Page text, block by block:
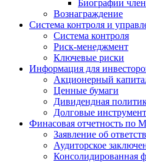
Биографии
Вознаграждение
Система контроля и
Система контроля
Риск-менеджмент
Ключевые риски
Информация для
Акционерный
Ценные бумаги
Дивидендная
Долговые
Финасовая отчетность
Заявление об
Аудиторское
Консолидированная